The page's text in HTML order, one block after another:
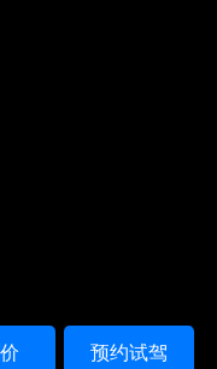
预约试驾